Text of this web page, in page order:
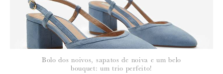
NOME*:
Bolo dos noivos, sapatos de noiva e um belo
bouquet: um trio perfeito!